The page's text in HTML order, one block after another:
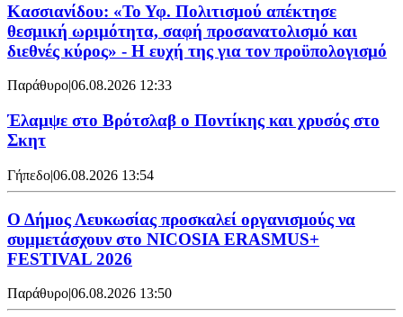
Κασσιανίδου: «Το Υφ. Πολιτισμού απέκτησε
θεσμική ωριμότητα, σαφή προσανατολισμό και
διεθνές κύρος» - Η ευχή της για τον προϋπολογισμό
Παράθυρο|06.08.2026 12:33
Έλαμψε στο Βρότσλαβ ο Ποντίκης και χρυσός στο
Σκητ
Γήπεδο|06.08.2026 13:54
Ο Δήμος Λευκωσίας προσκαλεί οργανισμούς να
συμμετάσχουν στο NICOSIA ERASMUS+
FESTIVAL 2026
Παράθυρο|06.08.2026 13:50